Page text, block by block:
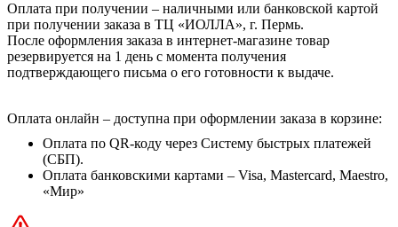
Оплата при получении – наличными или банковской картой
при получении заказа в ТЦ «ИОЛЛА», г. Пермь.
После оформления заказа в интернет-магазине товар
резервируется на 1 день с момента получения
подтверждающего письма о его готовности к выдаче.
Оплата онлайн – доступна при оформлении заказа в корзине:
Оплата по QR-коду через Систему быстрых платежей
(СБП).
Оплата банковскими картами – Visa, Mastercard, Maestro,
«Мир»